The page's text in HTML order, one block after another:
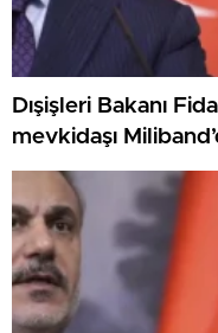
Dışişleri Bakanı
mevkidaşı